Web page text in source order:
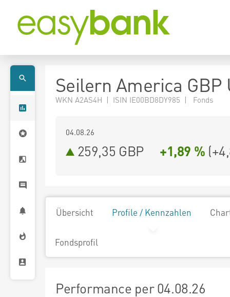
Seilern America GBP
WKN A2AS4H | ISIN IE00BD8DY985 | Fonds
04.08.26
259,35 GBP +1,89 % (
Übersicht Profile / Kennzahlen
Fondsprofil
Performance per 04.08.26